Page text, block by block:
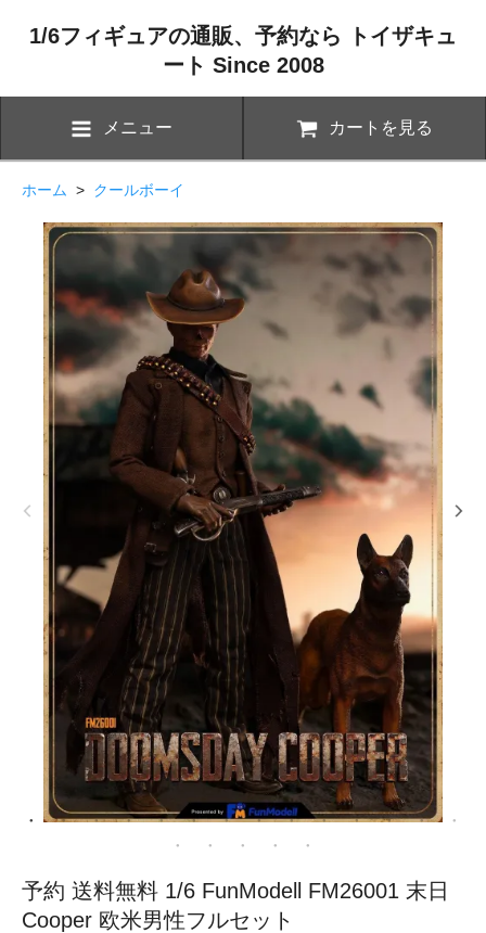
1/6フィギュアの通販、予約なら トイザキュ
ート Since 2008
メニュー カートを見る
ホーム > クールボーイ
予約 送料無料 1/6 FunModell FM26001 末日
Cooper 欧米男性フルセット